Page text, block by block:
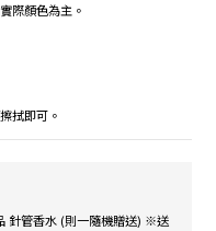
際顏色為主。
拭即可。
針管香水 (則一隨機贈送) ※送